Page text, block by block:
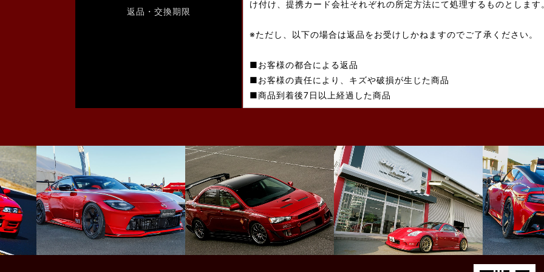
返品・交換期限
け付け、提携カード会社それぞれの所定方法にて処理するものとします
※ただし、以下の場合は返品をお受けしかねますのでご了承ください。
■お客様の都合による返品
■お客様の責任により、キズや破損が生じた商品
■商品到着後7日以上経過した商品